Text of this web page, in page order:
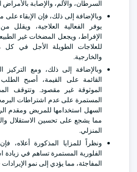
السرطان، والألم، والإصابة بالأمراض
وبالإضافة إلى ذلك، فإن الإبقاء على
يوفر الفعالية العلاجية،
الإفراط، ويجعل المضخات غير
للعلاجات الطويلة الأجل في كل
والخارجية.
وبالإضافة إلى ذلك، ومع التركيز
القائمة على القيمة، أصبح
الموثوقة غير مقصود. وتتوقف
المستمرة على عدم اشتراطات
السهل استخدامها للمريض ومقدم
مما يشجع على تحسين الاستقلال
المنزلي.
ونظراً للمزايا المذكورة أعلاه،
الفلورية المستمرة تساهم في زيادة
المفاجئة، مما يؤدي إلى نمو